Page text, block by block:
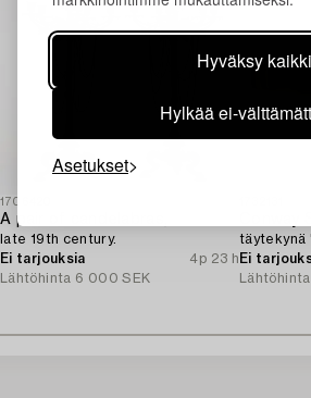
Hyväksy kaikki
Hylkää ei-
Asetukset
1706420
A pair of candelabras,
late 19th century.
Ei tarjouksia
4p 23 h
Lähtöhinta 6 000 SEK
täytekynä
Ei
Lähtöhinta